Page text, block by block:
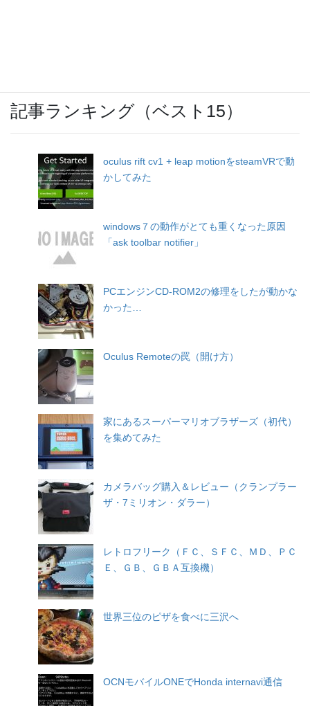
記事ランキング（ベスト15）
oculus rift cv1 + leap motionをsteamVRで動
かしてみた
windows７の動作がとても重くなった原因
「ask toolbar notifier」
PCエンジンCD-ROM2の修理をしたが動かな
かった…
Oculus Remoteの罠（開け方）
家にあるスーパーマリオブラザーズ（初代）
を集めてみた
カメラバッグ購入＆レビュー（クランプラー
ザ・7ミリオン・ダラー）
レトロフリーク（ＦＣ、ＳＦＣ、ＭＤ、ＰＣ
Ｅ、ＧＢ、ＧＢＡ互換機）
世界三位のピザを食べに三沢へ
OCNモバイルONEでHonda internavi通信